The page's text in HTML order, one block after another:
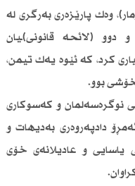
وەك پارێزەری بەرگری لە
و دوو (لائحە قانونی)ـیان
کرد، کە ئێوە یەك تیمن،
بوو.
نوگرەسەلمان و کەسوکاری
دادپەروەری بەدیهات و
یاسایی و عادیلانەی خۆی